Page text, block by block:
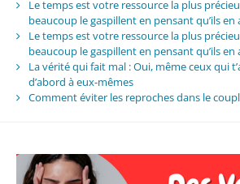
Le temps est votre ressource la plus
beaucoup le gaspillent en pensant qu’ils
Le temps est votre ressource la plus
beaucoup le gaspillent en pensant qu’ils
La vérité qui fait mal : Oui, même ceux qui
d’abord à eux-mêmes
Comment éviter les reproches dans le